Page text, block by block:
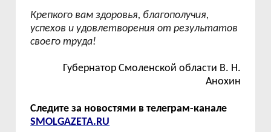
Крепкого вам здоровья, благополучия,
успехов и удовлетворения от результатов
своего труда!
Губернатор Смоленской области В. Н.
Анохин
Следите за новостями в телеграм-канале
SMOLGAZETA.RU